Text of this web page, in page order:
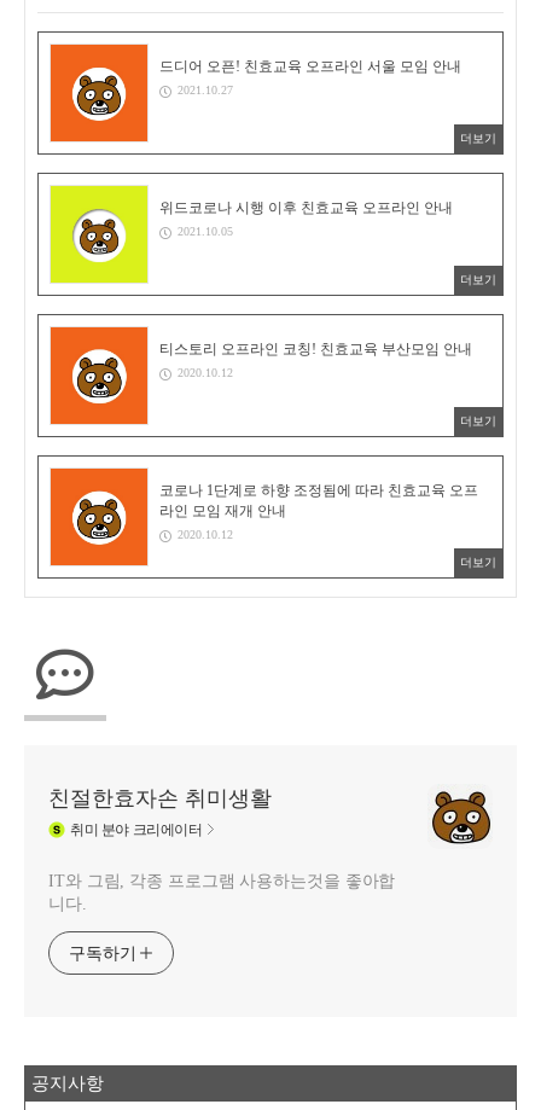
드디어 오픈! 친효교육 오프라인 서울 모임 안내
2021.10.27
더보기
위드코로나 시행 이후 친효교육 오프라인 안내
2021.10.05
더보기
티스토리 오프라인 코칭! 친효교육 부산모임 안내
2020.10.12
더보기
코로나 1단계로 하향 조정됨에 따라 친효교육 오프
라인 모임 재개 안내
2020.10.12
더보기
친절한효자손 취미생활
취미 분야 크리에이터
IT와 그림, 각종 프로그램 사용하는것을 좋아합
니다.
구독하기
공지사항